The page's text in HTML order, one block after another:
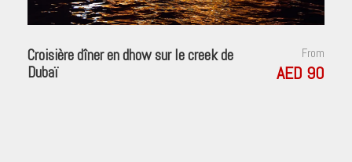
Croisière dîner en dhow sur le creek de
Dubaï
From
AED 90